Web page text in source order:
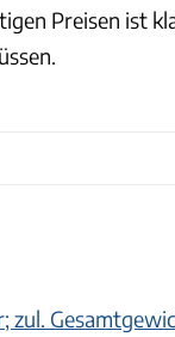
Preisen ist
zul.